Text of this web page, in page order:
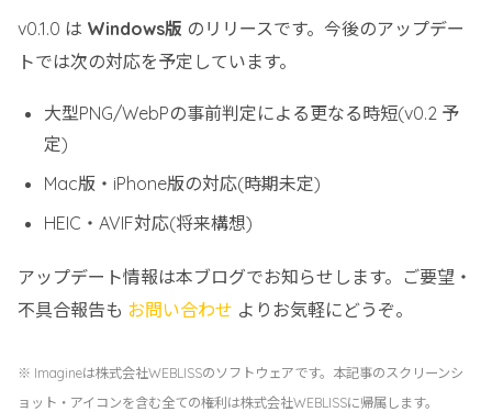
v0.1.0 は Windows版 のリリースです。今後のアップデー
トでは次の対応を予定しています。
大型PNG/WebPの事前判定による更なる時短(v0.2 予
定)
Mac版・iPhone版の対応(時期未定)
HEIC・AVIF対応(将来構想)
アップデート情報は本ブログでお知らせします。ご要望・
不具合報告も お問い合わせ よりお気軽にどうぞ。
※ Imagineは株式会社WEBLISSのソフトウェアです。本記事のスクリーンシ
ョット・アイコンを含む全ての権利は株式会社WEBLISSに帰属します。